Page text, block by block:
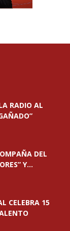
RADIO AL
DEL
Y...
CELEBRA 15